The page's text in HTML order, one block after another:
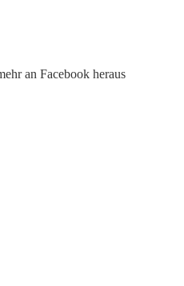
an Facebook heraus